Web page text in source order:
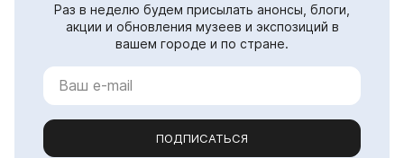
Раз в неделю будем присылать анонсы, блоги,
акции и обновления музеев и экспозиций в
вашем городе и по стране.
ПОДПИСАТЬСЯ